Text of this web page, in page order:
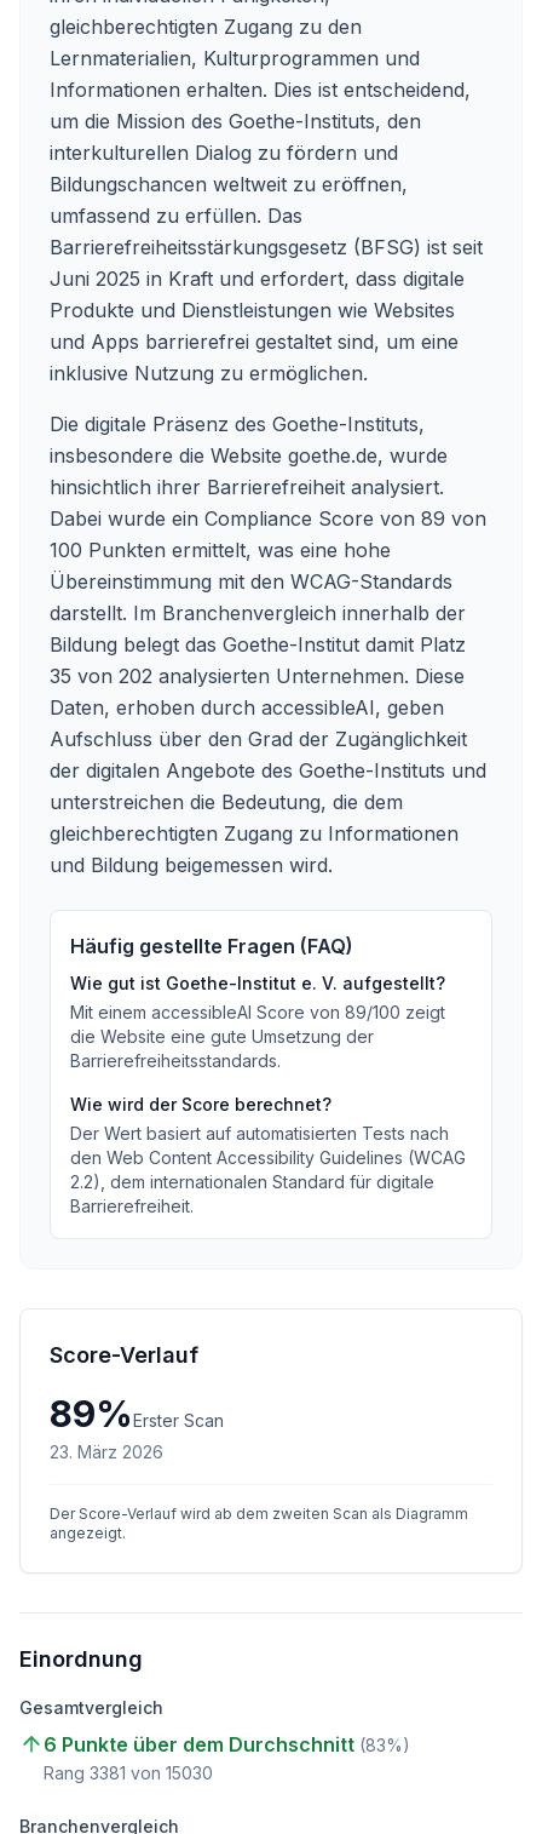
gleichberechtigten Zugang zu den
Lernmaterialien, Kulturprogrammen und
Informationen erhalten. Dies ist entscheidend,
um die Mission des Goethe-Instituts, den
interkulturellen Dialog zu fördern und
Bildungschancen weltweit zu eröffnen,
umfassend zu erfüllen. Das
Barrierefreiheitsstärkungsgesetz (BFSG) ist seit
Juni 2025 in Kraft und erfordert, dass digitale
Produkte und Dienstleistungen wie Websites
und Apps barrierefrei gestaltet sind, um eine
inklusive Nutzung zu ermöglichen.
Die digitale Präsenz des Goethe-Instituts,
insbesondere die Website goethe.de, wurde
hinsichtlich ihrer Barrierefreiheit analysiert.
Dabei wurde ein Compliance Score von 89 von
100 Punkten ermittelt, was eine hohe
Übereinstimmung mit den WCAG-Standards
darstellt. Im Branchenvergleich innerhalb der
Bildung belegt das Goethe-Institut damit Platz
35 von 202 analysierten Unternehmen. Diese
Daten, erhoben durch accessibleAI, geben
Aufschluss über den Grad der Zugänglichkeit
der digitalen Angebote des Goethe-Instituts und
unterstreichen die Bedeutung, die dem
gleichberechtigten Zugang zu Informationen
und Bildung beigemessen wird.
Häufig gestellte Fragen (FAQ)
Wie gut ist Goethe-Institut e. V. aufgestellt?
Mit einem accessibleAI Score von 89/100 zeigt
die Website eine gute Umsetzung der
Barrierefreiheitsstandards.
Wie wird der Score berechnet?
Der Wert basiert auf automatisierten Tests nach
den Web Content Accessibility Guidelines (WCAG
2.2), dem internationalen Standard für digitale
Barrierefreiheit.
Score-Verlauf
89%Erster Scan
23. März 2026
Der Score-Verlauf wird ab dem zweiten Scan als Diagramm
angezeigt.
Einordnung
Gesamtvergleich
6 Punkte über dem Durchschnitt (83%)
Rang 3381 von 15030
Branchenvergleich